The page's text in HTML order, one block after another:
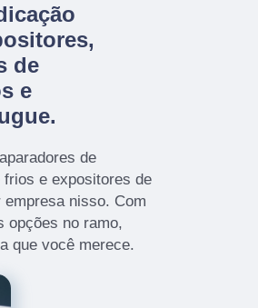
de
e
de
e expositores de
nisso. Com
opções no ramo,
que você merece.